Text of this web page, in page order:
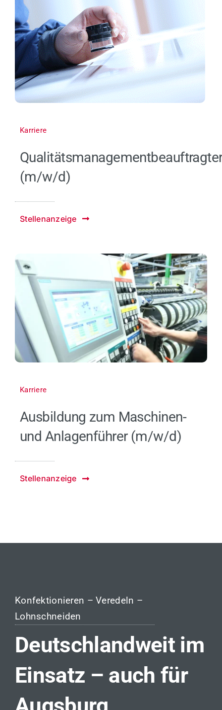
Karriere
(m/w/d)
Stellenanzeige
Karriere
Ausbildung zum Maschinen-
und Anlagenführer (m/w/d)
Stellenanzeige
Konfektionieren – Veredeln –
Lohnschneiden
Deutschlandweit im
Einsatz – auch für